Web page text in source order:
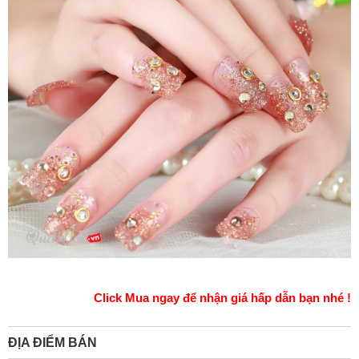
Click Mua ngay để nhận giá hấp dẫn bạn nhé !
ĐỊA ĐIỂM BÁN